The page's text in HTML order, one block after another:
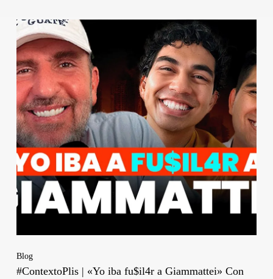
Blog
#ContextoPlis | «Yo iba fu$il4r a Giammattei» Con